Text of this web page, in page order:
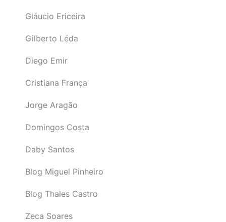
Gláucio Ericeira
Gilberto Léda
Diego Emir
Cristiana França
Jorge Aragão
Domingos Costa
Daby Santos
Blog Miguel Pinheiro
Blog Thales Castro
Zeca Soares